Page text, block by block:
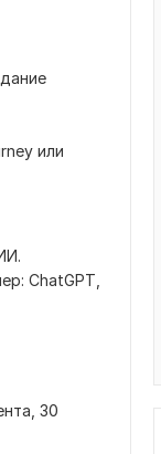
или
ChatGPT,
30